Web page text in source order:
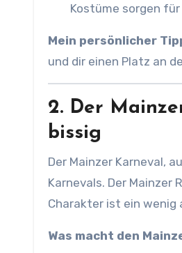
Kostüme sorgen
Mein persönlicher
und dir einen Platz an
2. Der
bissig
Der Mainzer Karneval,
Karnevals. Der
Charakter ist ein wenig
Was macht den